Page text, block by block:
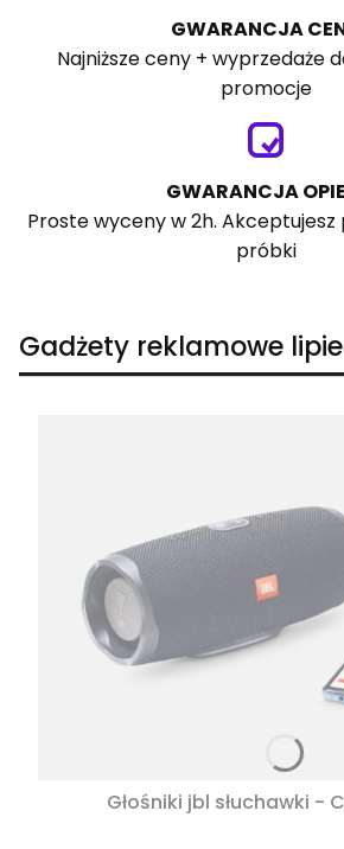
GWARANCJA
Najniższe ceny + wyprzedaże
promocje
GWARANCJA
Proste wyceny w 2h.
próbki
Gadżety reklamowe
Głośniki jbl słuchawki -